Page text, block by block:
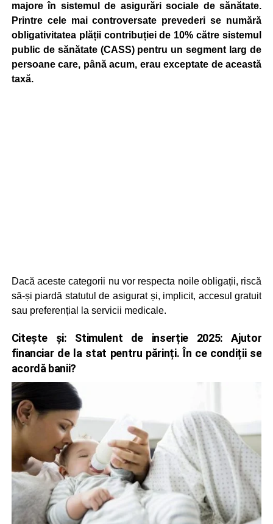
majore în sistemul de asigurări sociale de sănătate.
Printre cele mai controversate prevederi se numără
obligativitatea plății contribuției de 10% către sistemul
public de sănătate (CASS) pentru un segment larg de
persoane care, până acum, erau exceptate de această
taxă.
Dacă aceste categorii nu vor respecta noile obligații, riscă
să-și piardă statutul de asigurat și, implicit, accesul gratuit
sau preferențial la servicii medicale.
Citește și: Stimulent de inserție 2025: Ajutor
financiar de la stat pentru părinți. În ce condiții se
acordă banii?